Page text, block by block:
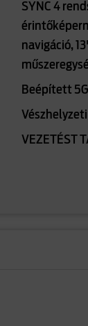
SYNC 4
navigáció,
Beépített
VEZETÉST